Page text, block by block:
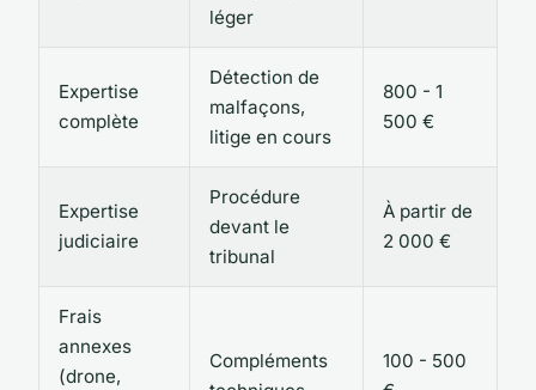
léger
Expertise
complète
Détection de
malfaçons,
litige en cours
800 - 1
500 €
Expertise
judiciaire
Procédure
devant le
tribunal
À partir de
2 000 €
Frais
annexes
(drone,
Compléments
100 - 500